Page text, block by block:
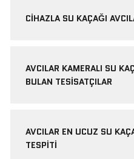
CIHAZLA SU KAÇAĞI
AVCILAR KAMERALI SU
BULAN TESISATÇILAR
AVCILAR EN UCUZ SU
TESPITI